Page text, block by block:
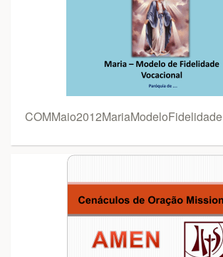
COMMaio2012MariaModeloFidelidade